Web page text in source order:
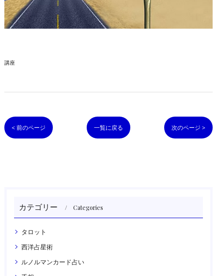
講座
< 前のページ 一覧に戻る 次のページ >
カテゴリー Categories
タロット
西洋占星術
ルノルマンカード占い